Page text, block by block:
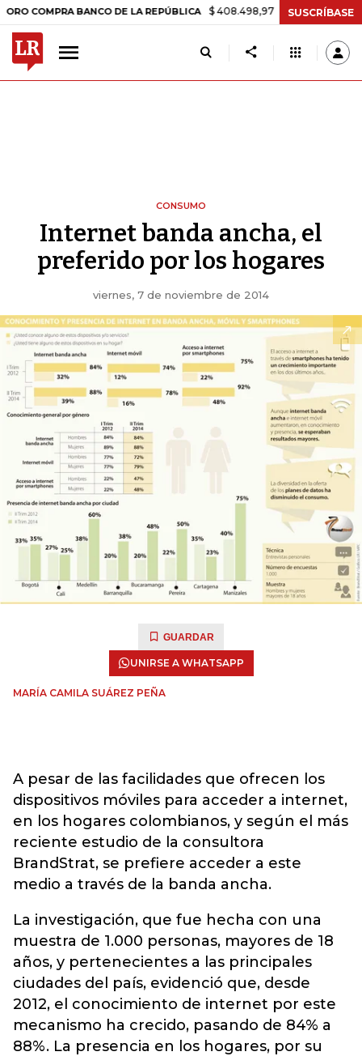
BANCO DE LA REPÚBLICA $ 408.498,97 +$ 8.753,81 +2,19%
SUSCRÍBASE
CONSUMO
Internet banda ancha, el
preferido por los hogares
viernes, 7 de noviembre de 2014
GUARDAR
UNIRSE A WHATSAPP
MARÍA CAMILA SUÁREZ PEÑA
A pesar de las facilidades que ofrecen los
dispositivos móviles para acceder a internet,
en los hogares colombianos, y según el más
reciente estudio de la consultora
BrandStrat, se prefiere acceder a este
medio a través de la banda ancha.
La investigación, que fue hecha con una
muestra de 1.000 personas, mayores de 18
años, y pertenecientes a las principales
ciudades del país, evidenció que, desde
2012, el conocimiento de internet por este
mecanismo ha crecido, pasando de 84% a
88%. La presencia en los hogares, por su